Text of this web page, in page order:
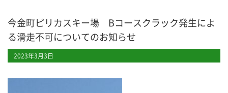
今金町ピリカスキー場 Bコースクラック発生によ
る滑走不可についてのお知らせ
2023年3月3日